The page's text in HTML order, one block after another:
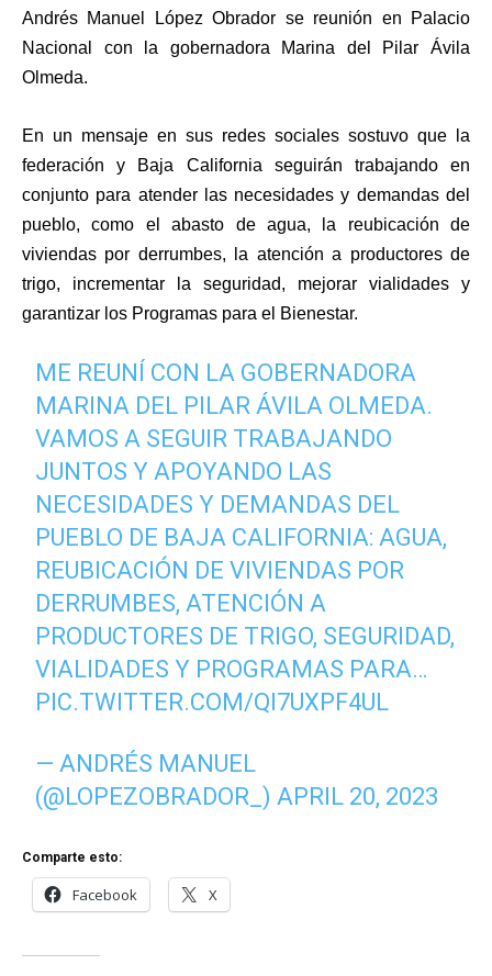
Andrés Manuel López Obrador se reunión en Palacio
Nacional con la gobernadora Marina del Pilar Ávila
Olmeda.
En un mensaje en sus redes sociales sostuvo que la
federación y Baja California seguirán trabajando en
conjunto para atender las necesidades y demandas del
pueblo, como el abasto de agua, la reubicación de
viviendas por derrumbes, la atención a productores de
trigo, incrementar la seguridad, mejorar vialidades y
garantizar los Programas para el Bienestar.
ME REUNÍ CON LA GOBERNADORA
MARINA DEL PILAR ÁVILA OLMEDA.
VAMOS A SEGUIR TRABAJANDO
JUNTOS Y APOYANDO LAS
NECESIDADES Y DEMANDAS DEL
PUEBLO DE BAJA CALIFORNIA: AGUA,
REUBICACIÓN DE VIVIENDAS POR
DERRUMBES, ATENCIÓN A
PRODUCTORES DE TRIGO, SEGURIDAD,
VIALIDADES Y PROGRAMAS PARA…
PIC.TWITTER.COM/QI7UXPF4UL
— ANDRÉS MANUEL
(@LOPEZOBRADOR_)APRIL 20, 2023
Comparte esto:
Facebook X